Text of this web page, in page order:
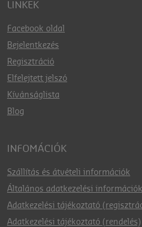
LINKEK
Facebook oldal
Bejelentkezés
Regisztráció
Elfelejtett jelszó
Kívánságlista
Blog
INFOMÁCIÓK
Szállítás és átvételi információk
Általános adatkezelési információk
Adatkezelési tájékoztató
Adatkezelési tájékoztató (rendelés)